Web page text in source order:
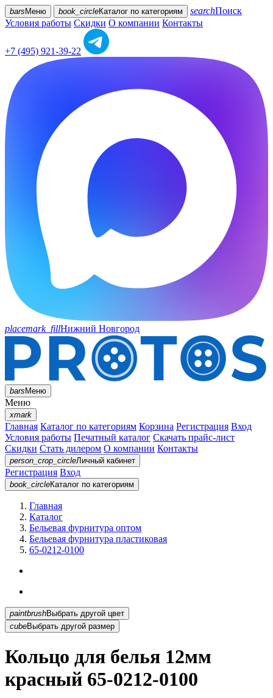
bars Меню book_circleКаталог по категориям searchПоиск
Условия работы Скидки О компании Контакты
+7 (495) 921-39-22
placemark_fillНижний Новгород
barsМеню
Меню
xmark
Главная Каталог по категориям Корзина Регистрация Вход
Условия работы Печатный каталог Скачать прайс-лист
Скидки Стать дилером О компании Контакты
person_crop_circleЛичный кабинет
Регистрация Вход
book_circleКаталог по категориям
Главная
Каталог
Бельевая фурнитура оптом
Бельевая фурнитура пластиковая
65-0212-0100
paintbrush
Выбрать другой цвет
cubeВыбрать другой размер
Кольцо для белья 12мм
красный 65-0212-0100